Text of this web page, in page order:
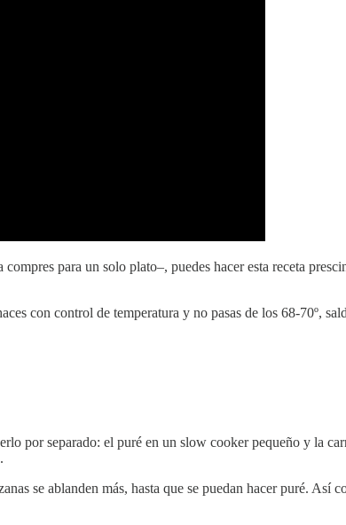
para un solo plato–, puedes hacer esta receta
con control de temperatura y no pasas de los 68-70º,
por separado: el puré en un slow cooker pequeño y la
se ablanden más, hasta que se puedan hacer puré.